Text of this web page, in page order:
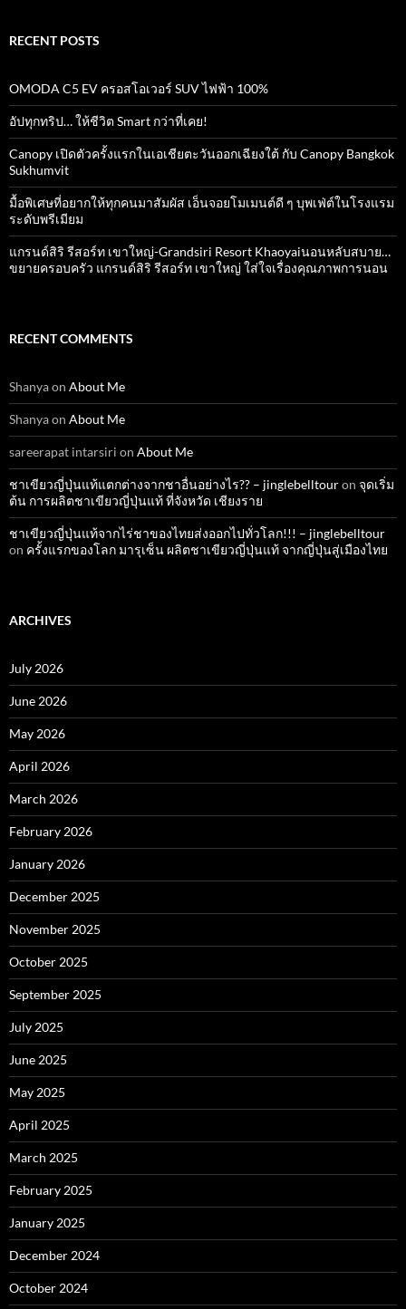
RECENT POSTS
OMODA C5 EV ครอสโอเวอร์ SUV ไฟฟ้า 100%
อัปทุกทริป… ให้ชีวิต Smart กว่าที่เคย!
Canopy เปิดตัวครั้งแรกในเอเชียตะวันออกเฉียงใต้ กับ Canopy Bangkok
Sukhumvit
มื้อพิเศษที่อยากให้ทุกคนมาสัมผัส เอ็นจอยโมเมนต์ดี ๆ บุพเฟ่ต์ในโรงแรม
ระดับพรีเมียม
แกรนด์สิริ​ รีสอร์ท​ เขาใหญ่​-Grandsiri​ Resort​ Khaoyaiนอนหลับสบาย…
ขยายครอบครัว แกรนด์สิริ รีสอร์ท เขาใหญ่ ใส่ใจเรื่องคุณภาพการนอน
RECENT COMMENTS
Shanyaon About Me
Shanyaon About Me
sareerapat intarsiri on About Me
ชาเขียวญี่ปุ่นแท้แตกต่างจากชาอื่นอย่างไร?? – jinglebelltouron จุดเริ่ม
ต้น การผลิตชาเขียวญี่ปุ่นแท้ ที่จังหวัด เชียงราย
ชาเขียวญี่ปุ่นแท้จากไร่ชาของไทยส่งออกไปทั่วโลก!!! – jinglebelltour
on ครั้งแรกของโลก มารุเซ็น ผลิตชาเขียวญี่ปุ่นแท้ จากญี่ปุ่นสู่เมืองไทย
ARCHIVES
July 2026
June 2026
May 2026
April 2026
March 2026
February 2026
January 2026
December 2025
November 2025
October 2025
September 2025
July 2025
June 2025
May 2025
April 2025
March 2025
February 2025
January 2025
December 2024
October 2024